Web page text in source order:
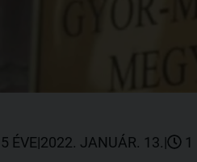
5 ÉVE|2022. JANUÁR. 13.| 1